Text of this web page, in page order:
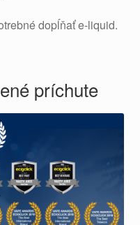
dopĺňať e-liquid.
príchute